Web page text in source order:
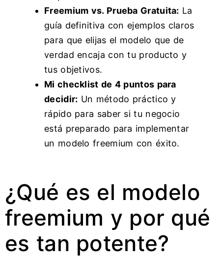
Freemium vs. Prueba Gratuita: La
guía definitiva con ejemplos claros
para que elijas el modelo que de
verdad encaja con tu producto y
tus objetivos.
Mi checklist de 4 puntos para
decidir: Un método práctico y
rápido para saber si tu negocio
está preparado para implementar
un modelo freemium con éxito.
¿Qué es el modelo
freemium y por qué
es tan potente?